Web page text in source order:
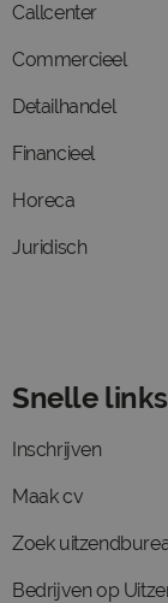
Callcenter
Commercieel
Detailhandel
Financieel
Horeca
Juridisch
Snelle links
Inschrijven
Maak cv
Zoek
Bedrijven op